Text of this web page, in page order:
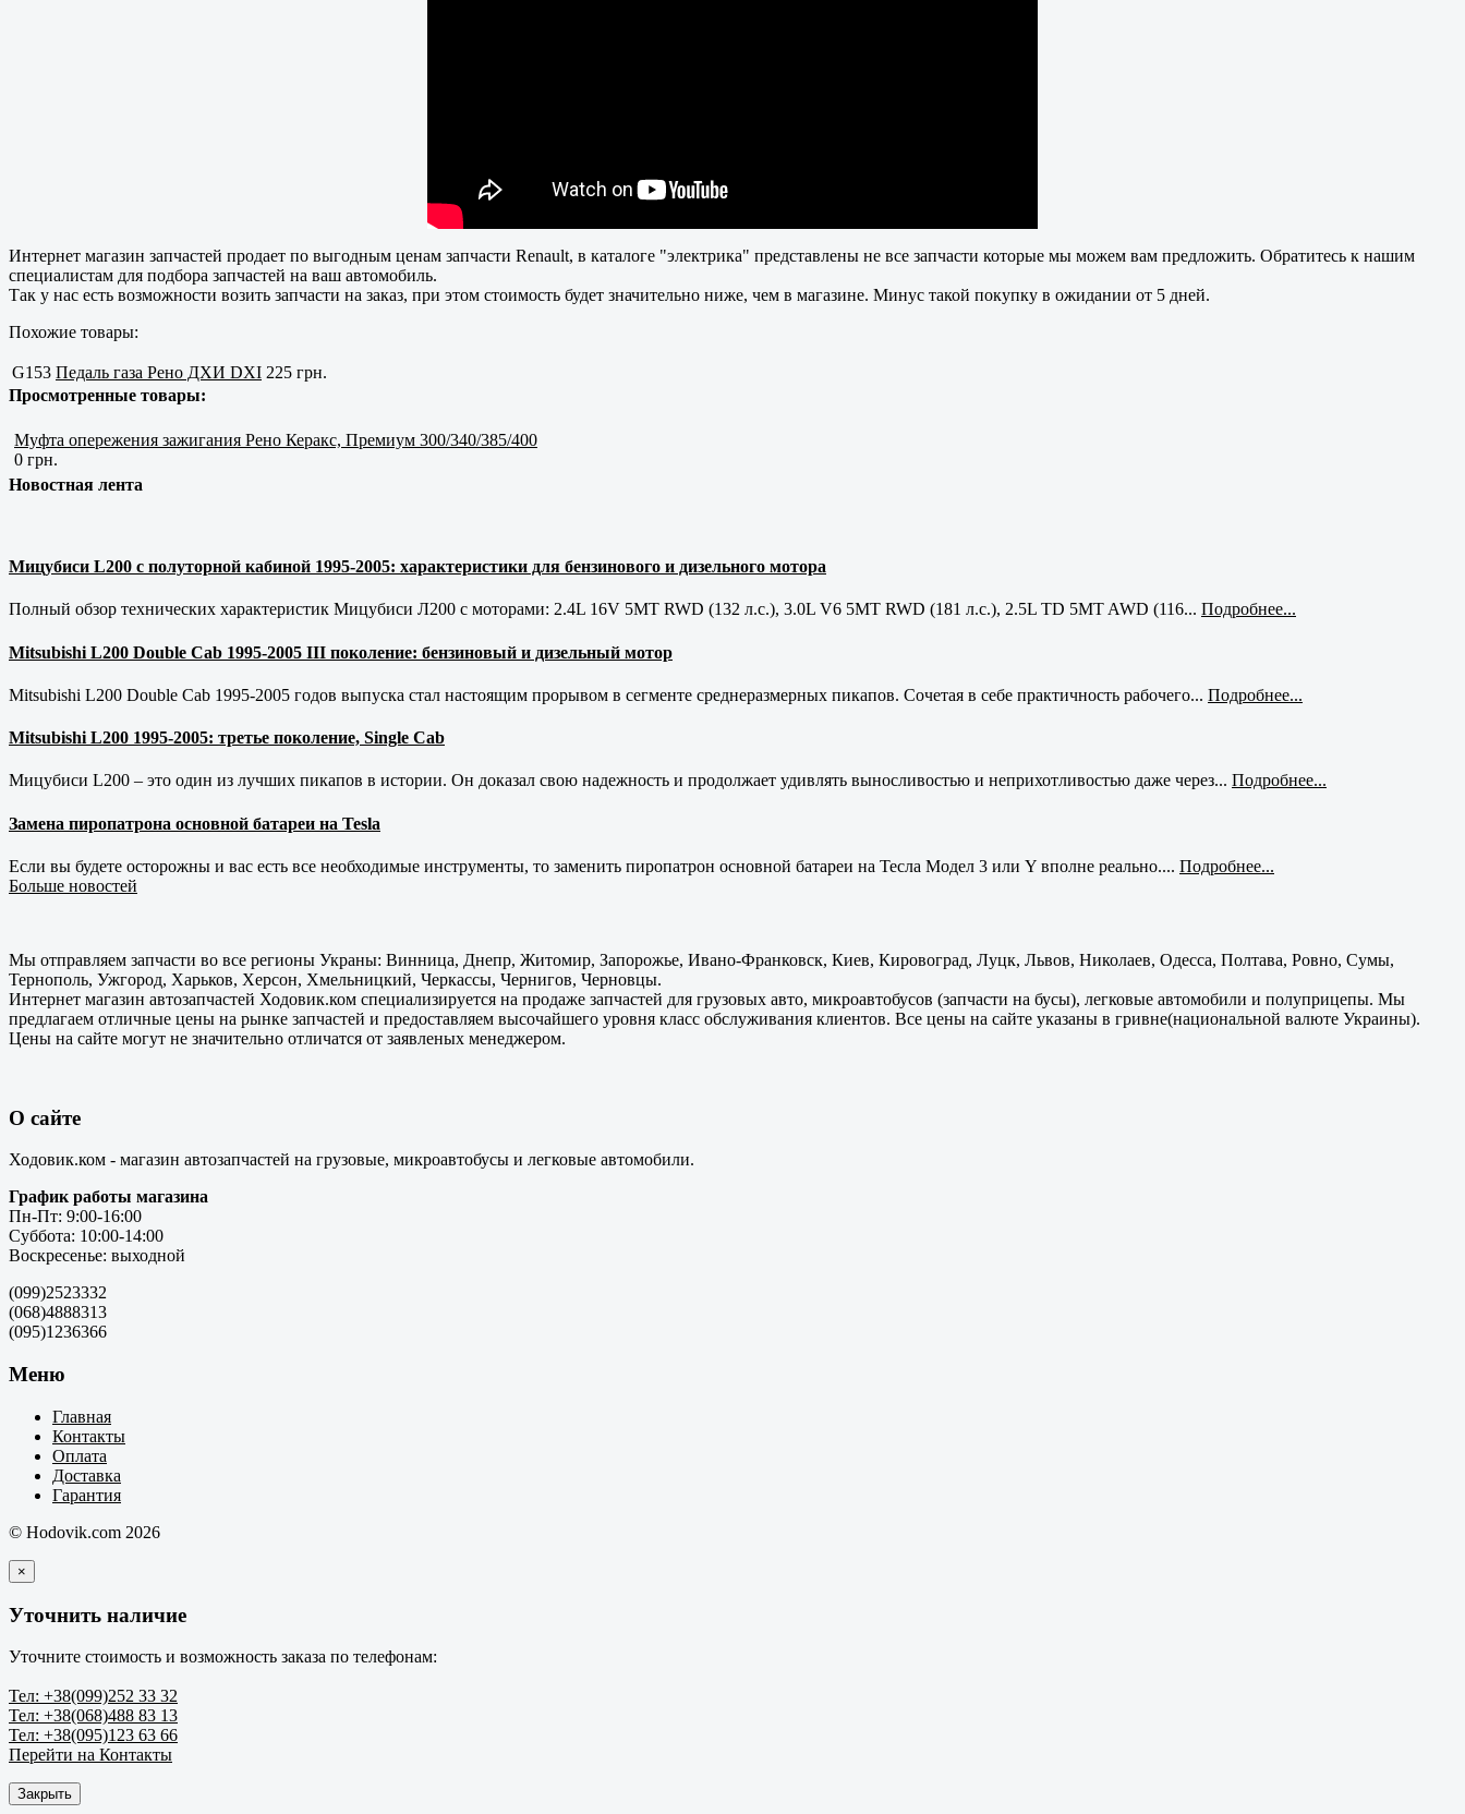
Интернет магазин запчастей продает по выгодным ценам запчасти Renault, в каталоге "электрика" представлены не все запчасти которые мы можем вам предложить. Обратитесь к нашим
специалистам для подбора запчастей на ваш автомобиль.
Так у нас есть возможности возить запчасти на заказ, при этом стоимость будет значительно ниже, чем в магазине. Минус такой покупку в ожидании от 5 дней.
Похожие товары:
G153 Педаль газа Рено ДХИ DXI 225 грн.
Просмотренные товары:
Муфта опережения зажигания Рено Керакс, Премиум 300/340/385/400
0 грн.
Новостная лента
Мицубиси L200 с полуторной кабиной 1995-2005: характеристики для бензинового и дизельного мотора
Полный обзор технических характеристик Мицубиси Л200 с моторами: 2.4L 16V 5MT RWD (132 л.с.), 3.0L V6 5MT RWD (181 л.с.), 2.5L TD 5MT AWD (116... Подробнее...
Mitsubishi L200 Double Cab 1995-2005 III поколение: бензиновый и дизельный мотор
Mitsubishi L200 Double Cab 1995-2005 годов выпуска стал настоящим прорывом в сегменте среднеразмерных пикапов. Сочетая в себе практичность рабочего... Подробнее...
Mitsubishi L200 1995-2005: третье поколение, Single Cab
Мицубиси L200 – это один из лучших пикапов в истории. Он доказал свою надежность и продолжает удивлять выносливостью и неприхотливостью даже через... Подробнее...
Замена пиропатрона основной батареи на Tesla
Если вы будете осторожны и вас есть все необходимые инструменты, то заменить пиропатрон основной батареи на Тесла Модел 3 или Y вполне реально.... Подробнее...
Больше новостей
Мы отправляем запчасти во все регионы Украны: Винница, Днепр, Житомир, Запорожье, Ивано-Франковск, Киев, Кировоград, Луцк, Львов, Николаев, Одесса, Полтава, Ровно, Сумы,
Тернополь, Ужгород, Харьков, Херсон, Хмельницкий, Черкассы, Чернигов, Черновцы.
Интернет магазин автозапчастей Ходовик.ком специализируется на продаже запчастей для грузовых авто, микроавтобусов (запчасти на бусы), легковые автомобили и полуприцепы. Мы
предлагаем отличные цены на рынке запчастей и предоставляем высочайшего уровня класс обслуживания клиентов. Все цены на сайте указаны в гривне(национальной валюте Украины).
Цены на сайте могут не значительно отличатся от заявленых менеджером.
О сайте
Ходовик.ком - магазин автозапчастей на грузовые, микроавтобусы и легковые автомобили.
График работы магазина
Пн-Пт: 9:00-16:00
Суббота: 10:00-14:00
Воскресенье: выходной
(099)2523332
(068)4888313
(095)1236366
Меню
Главная
Контакты
Оплата
Доставка
Гарантия
© Hodovik.com 2026
×
Уточнить наличие
Уточните стоимость и возможность заказа по телефонам:
Тел: +38(099)252 33 32
Тел: +38(068)488 83 13
Тел: +38(095)123 63 66
Перейти на Контакты
Закрыть